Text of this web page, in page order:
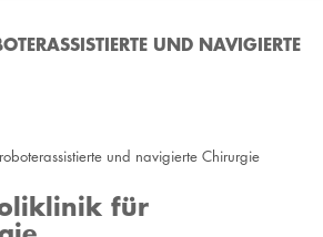
UND NAVIGIERTE
und navigierte Chirurgie
für